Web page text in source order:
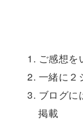
ご感想を
一緒に２
ブログに
掲載